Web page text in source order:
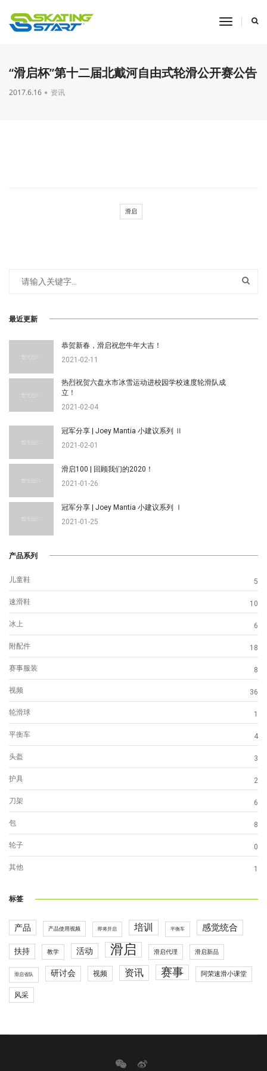
toggle
“滑启杯”第十二届北戴河自由式轮滑公开赛公告
2017.6.16 资讯
滑启
最近更新
恭贺新春，滑启祝您牛年大吉！
2021-02-11
热烈祝贺六盘水市冰雪运动进校园学校速度轮滑队成
立！
2021-02-04
冠军分享 | Joey Mantia 小建议系列 Ⅱ
2021-02-01
滑启100 | 回顾我们的2020！
2021-01-26
冠军分享 | Joey Mantia 小建议系列 Ⅰ
2021-01-25
产品系列
儿童鞋 5
速滑鞋 10
冰上 6
附配件 18
赛事服装 8
视频 36
轮滑球 1
平衡车 4
头盔 3
护具 2
刀架 6
包 8
轮子 0
其他 1
标签
产品 产品使用视频 即将开启 培训 平衡车 感觉统合
扶持 教学 活动 滑启 滑启代理 滑启新品
滑启省队 研讨会 视频 资讯 赛事 阿荣速滑小课堂
风采